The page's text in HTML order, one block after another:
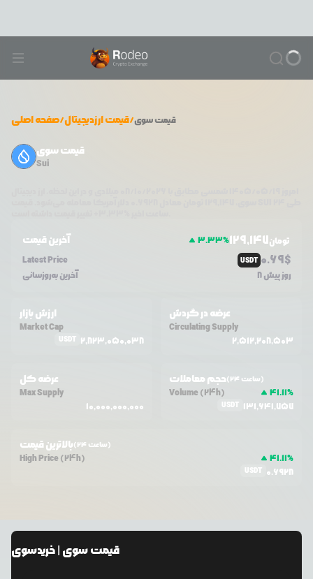
صفحه اصلی/قیمت ارزدیجیتال/ قیمتسوی
قیمت سوی
Sui
آخرین قیمت 3.33%129,147تومان
Latest Price
USDT 0.69$
آخرین به‌روزسانی 8 روز پیش
ارزش بازار
Market Cap
USDT 2,823,050,038
عرضه در گردش
Circulating Supply
2,512,208,503
عرضه کل
Max Supply
10,000,000,000
حجم معاملات (24 ساعت)
Volume (24h) 41.11%
USDT 131,641,757
بالاترین قیمت (24 ساعت)
High Price (24h) 41.11%
USDT 0.6928
قیمتسوی | خریدسوی